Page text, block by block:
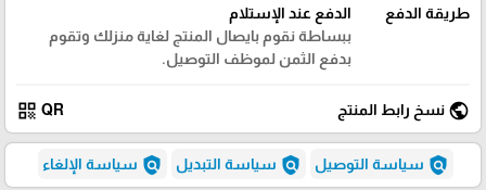
طريقة الدفع
الدفع عند الإستلام
ببساطة نقوم بايصال المنتج لغاية منزلك وتقوم
بدفع الثمن لموظف التوصيل.
public نسخ رابط المنتج QR
qr_code
policy سياسة التوصيل policy سياسة التبديل policy سياسة الإلغاء